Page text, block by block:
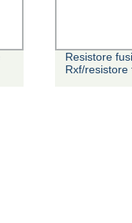
Resistore
Rxf/resistore